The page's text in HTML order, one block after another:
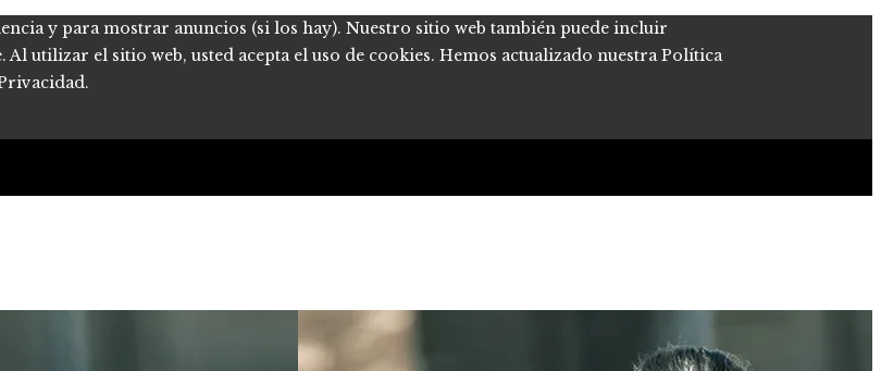
y para mostrar anuncios (si los hay). Nuestro sitio web también puede incluir
utilizar el sitio web, usted acepta el uso de cookies. Hemos actualizado nuestra Política